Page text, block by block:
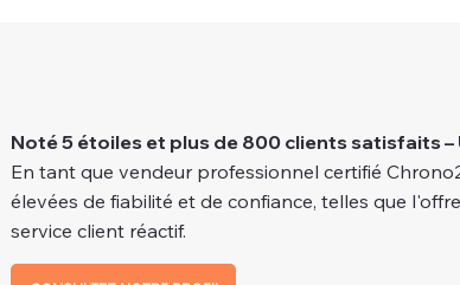
Noté 5 étoiles et plus de 800 clients satisfaits –
En tant que vendeur professionnel certifié
élevées de fiabilité et de confiance, telles que
service client réactif.